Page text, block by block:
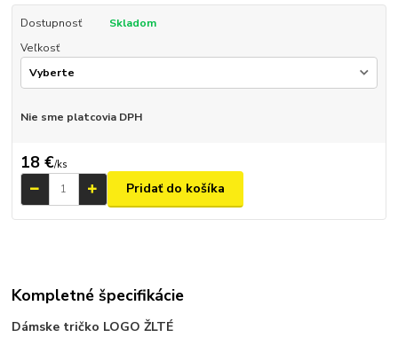
Dostupnosť
Skladom
Veľkosť
Nie sme platcovia DPH
18 €/ks
Pridať do košíka
Kompletné špecifikácie
Dámske tričko LOGO ŽLTÉ